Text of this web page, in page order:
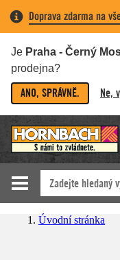
Doprava zdarma na
Je Praha - Černý
prodejna?
ANO, SPRÁVNĚ. Ne,
Úvodní stránka